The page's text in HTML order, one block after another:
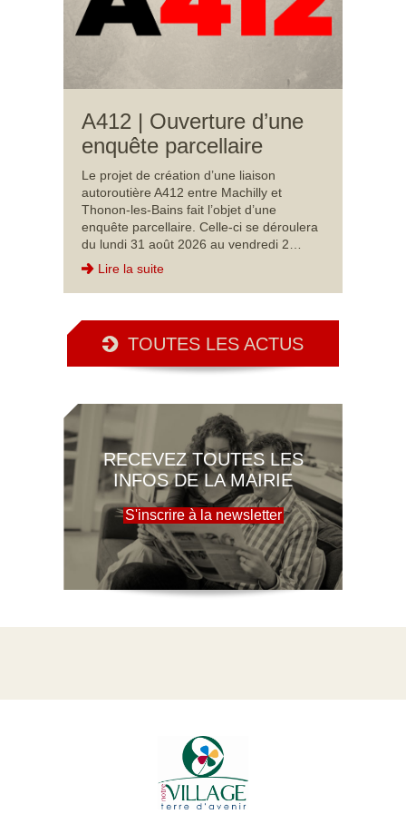
A412 | Ouverture d’une
enquête parcellaire
Le projet de création d’une liaison
autoroutière A412 entre Machilly et
Thonon-les-Bains fait l’objet d’une
enquête parcellaire. Celle-ci se déroulera
du lundi 31 août 2026 au vendredi 2…
Lire la suite
TOUTES LES ACTUS
RECEVEZ TOUTES LES
INFOS DE LA MAIRIE
S'inscrire à la newsletter